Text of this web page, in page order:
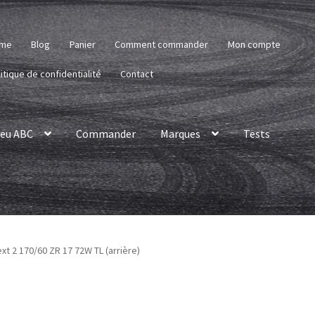
Blog Panier Comment commander Mon compte
de confidentialité Contact
ABC Commander Marques Tests
2 170/60 ZR 17 72W TL (arrière)